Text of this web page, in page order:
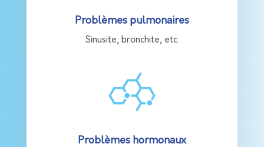
Problèmes pulmonaires
Sinusite, bronchite, etc.
Problèmes hormonaux